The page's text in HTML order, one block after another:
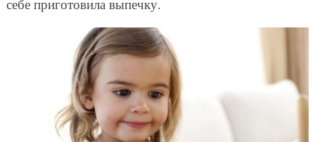
себе приготовила выпечку.